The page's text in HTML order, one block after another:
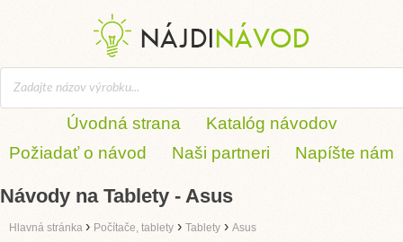
Úvodná strana
Katalóg návodov
Požiadať o návod
Naši partneri Napíšte nám
Návody na Tablety - Asus
Hlavná stránka › Počítače, tablety › Tablety › Asus